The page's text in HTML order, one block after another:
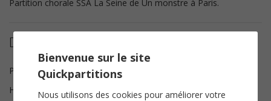
Partition chorale SSA La Seine de Un monstre à Paris.
Détails de la partition
Paroles et Musique
Harmonisation
Brice Legée
Bienvenue sur le site
Quickpartitions
Nous utilisons des cookies pour améliorer votre